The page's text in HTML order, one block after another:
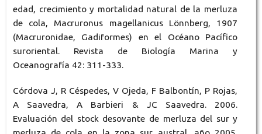
edad, crecimiento y mortalidad natural de la merluza
de cola, Macruronus magellanicus Lönnberg, 1907
(Macruronidae, Gadiformes) en el Océano Pacífico
suroriental. Revista de Biología Marina y
Oceanografía 42: 311-333.
Córdova J, R Céspedes, V Ojeda, F Balbontín, P Rojas,
A Saavedra, A Barbieri & JC Saavedra. 2006.
Evaluación del stock desovante de merluza del sur y